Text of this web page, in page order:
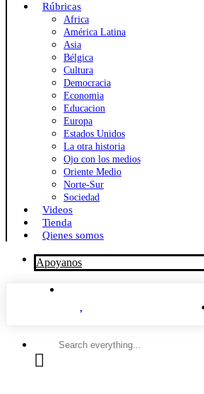
Rúbricas
Africa
América Latina
Asia
Bélgica
Cultura
Democracia
Economia
Educacion
Europa
Estados Unidos
La otra historia
Ojo con los medios
Oriente Medio
Norte-Sur
Sociedad
Videos
Tienda
Qienes somos
Apoyanos
Search